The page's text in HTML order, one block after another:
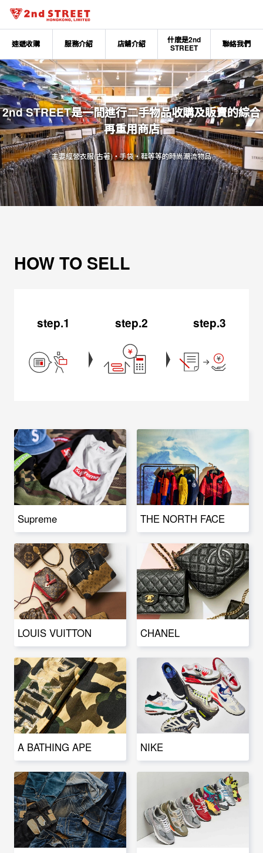
速遞收購 服務介紹 店鋪介紹
什麽是2nd
STREET
聯絡我們
2nd STREET是一間進行二手物品收購及販賣的綜合
再重用商店
主要經營衣服(古著)‧手袋‧鞋等等的時尚潮流物品
HOW TO SELL
step.1 step.2 step.3
Supreme THE NORTH FACE
LOUIS VUITTON CHANEL
A BATHING APE NIKE